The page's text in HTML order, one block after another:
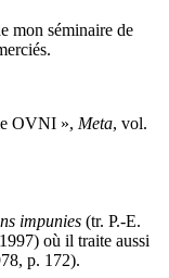
mon séminaire de
OVNI », Meta, vol.
impunies (tr. P.-E.
où il traite aussi
p. 172).